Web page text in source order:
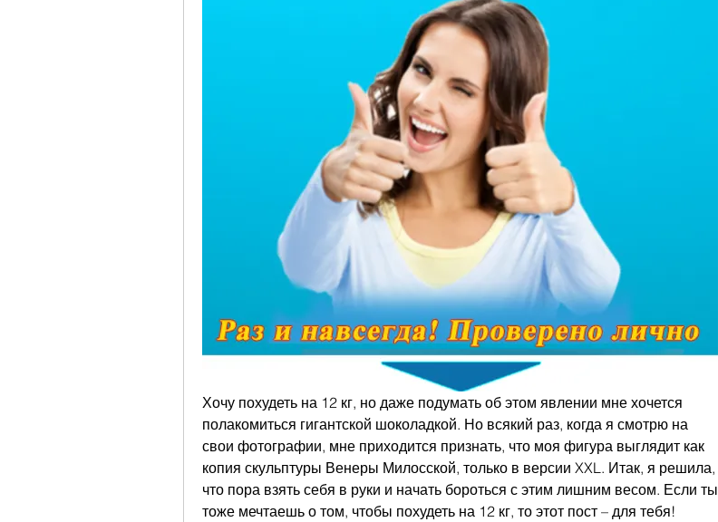
Хочу похудеть на 12 кг, но даже подумать об этом явлении мне хочется
полакомиться гигантской шоколадкой. Но всякий раз, когда я смотрю на
свои фотографии, мне приходится признать, что моя фигура выглядит как
копия скульптуры Венеры Милосской, только в версии XXL. Итак, я решила,
что пора взять себя в руки и начать бороться с этим лишним весом. Если ты
тоже мечтаешь о том, чтобы похудеть на 12 кг, то этот пост – для тебя!